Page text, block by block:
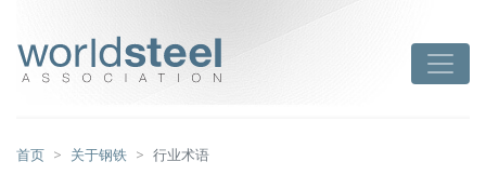
首页 关于钢铁 行业术语